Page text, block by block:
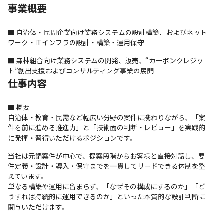
事業概要
■ 自治体・民間企業向け業務システムの設計構築、およびネット
ワーク・ITインフラの設計・構築・運用保守
■ 森林組合向け業務システムの開発、販売、“カーボンクレジッ
ト”創出支援およびコンサルティング事業の展開
仕事内容
■ 概要
自治体・教育・民需など幅広い分野の案件に携わりながら、「案
件を前に進める推進力」と「技術面の判断・レビュー」を実践的
に発揮・習得いただけるポジションです。
当社は元請案件が中心で、提案段階からお客様と直接対話し、要
件定義・設計・導入・保守までを一貫してリードできる体制を整
えています。
単なる構築や運用に留まらず、「なぜその構成にするのか」「ど
うすれば持続的に運用できるのか」といった本質的な設計判断に
関与いただけます。